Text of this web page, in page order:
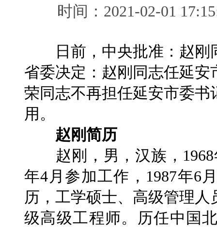
时间：2021-02-01
日前，中央批准：赵刚
省委决定：赵刚同志任延
荣同志不再担任延安市委
用。
赵刚简历
赵刚，男，汉族，1968
年4月参加工作，1987年6
历，工学硕士、高级管理
级高级工程师。历任中国